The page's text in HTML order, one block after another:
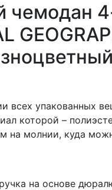
всех упакованных
которой –
на молнии, куда
на основе